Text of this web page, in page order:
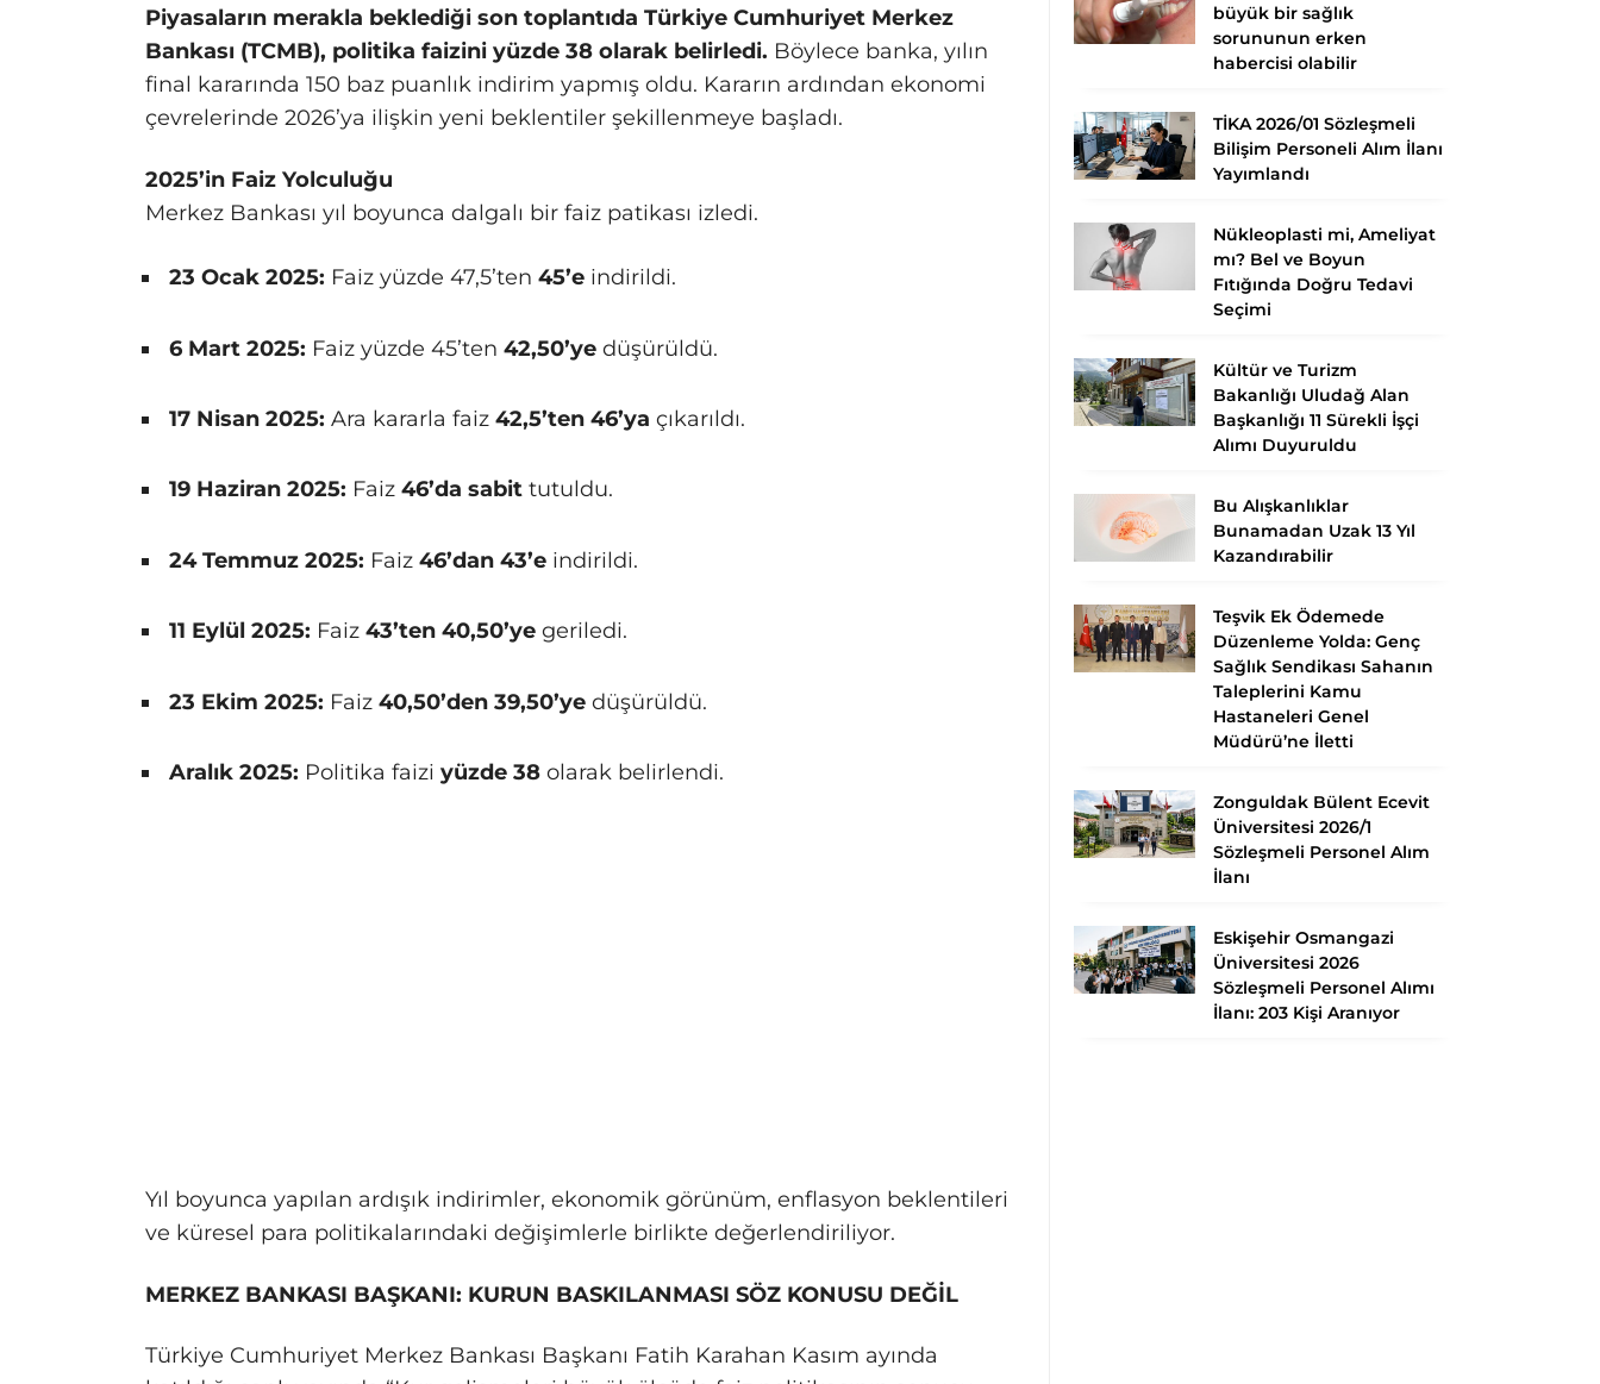
Piyasaların merakla beklediği son toplantıda Türkiye Cumhuriyet Merkez
Bankası (TCMB), politika faizini yüzde 38 olarak belirledi. Böylece banka, yılın
final kararında 150 baz puanlık indirim yapmış oldu. Kararın ardından ekonomi
çevrelerinde 2026’ya ilişkin yeni beklentiler şekillenmeye başladı.
2025’in Faiz Yolculuğu
Merkez Bankası yıl boyunca dalgalı bir faiz patikası izledi.
23 Ocak 2025: Faiz yüzde 47,5’ten 45’e indirildi.
6 Mart 2025: Faiz yüzde 45’ten 42,50’ye düşürüldü.
17 Nisan 2025: Ara kararla faiz 42,5’ten 46’ya çıkarıldı.
19 Haziran 2025: Faiz 46’da sabit tutuldu.
24 Temmuz 2025: Faiz 46’dan 43’e indirildi.
11 Eylül 2025: Faiz 43’ten 40,50’ye geriledi.
23 Ekim 2025: Faiz 40,50’den 39,50’ye düşürüldü.
Aralık 2025: Politika faizi yüzde 38 olarak belirlendi.
Yıl boyunca yapılan ardışık indirimler, ekonomik görünüm, enflasyon beklentileri
ve küresel para politikalarındaki değişimlerle birlikte değerlendiriliyor.
MERKEZ BANKASI BAŞKANI: KURUN BASKILANMASI SÖZ KONUSU DEĞİL
Türkiye Cumhuriyet Merkez Bankası Başkanı Fatih Karahan Kasım ayında
büyük bir sağlık
sorununun erken
habercisi olabilir
TİKA 2026/01 Sözleşmeli
Bilişim Personeli Alım İlanı
Yayımlandı
Nükleoplasti mi, Ameliyat
mı? Bel ve Boyun
Fıtığında Doğru Tedavi
Seçimi
Kültür ve Turizm
Bakanlığı Uludağ Alan
Başkanlığı 11 Sürekli İşçi
Alımı Duyuruldu
Bu Alışkanlıklar
Bunamadan Uzak 13 Yıl
Kazandırabilir
Teşvik Ek Ödemede
Düzenleme Yolda: Genç
Sağlık Sendikası Sahanın
Taleplerini Kamu
Hastaneleri Genel
Müdürü’ne İletti
Zonguldak Bülent Ecevit
Üniversitesi 2026/1
Sözleşmeli Personel Alım
İlanı
Eskişehir Osmangazi
Üniversitesi 2026
Sözleşmeli Personel Alımı
İlanı: 203 Kişi Aranıyor